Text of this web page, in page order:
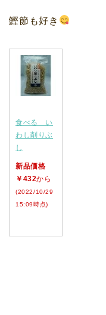
鰹節も好き
食べる い
わし削りぶ
し
新品価格
￥432から
(2022/10/29
15:09時点)